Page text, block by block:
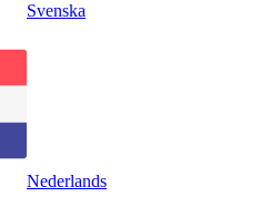
Svenska
Nederlands